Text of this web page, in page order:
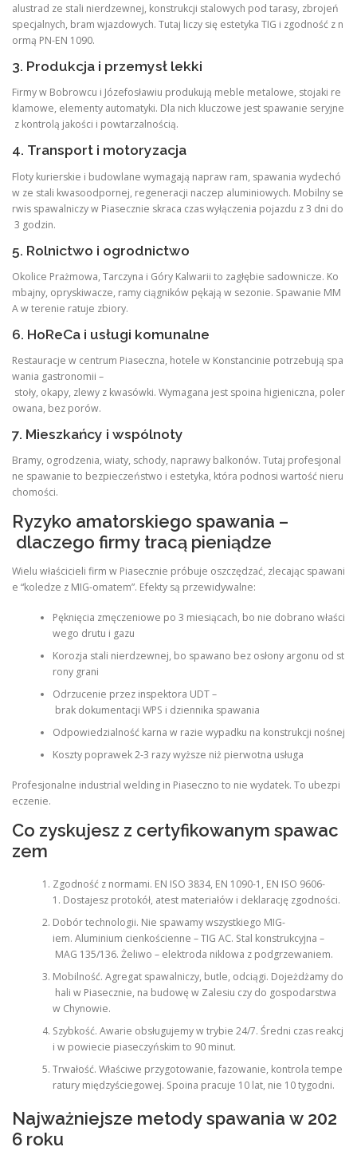
alustrad ze stali nierdzewnej, konstrukcji stalowych pod tarasy, zbrojeń
specjalnych, bram wjazdowych. Tutaj liczy się estetyka TIG i zgodność z n
ormą PN-EN 1090.
3. Produkcja i przemysł lekki
Firmy w Bobrowcu i Józefosławiu produkują meble metalowe, stojaki re
klamowe, elementy automatyki. Dla nich kluczowe jest spawanie seryjne
z kontrolą jakości i powtarzalnością.
4. Transport i motoryzacja
Floty kurierskie i budowlane wymagają napraw ram, spawania wydechó
w ze stali kwasoodpornej, regeneracji naczep aluminiowych. Mobilny se
rwis spawalniczy w Piasecznie skraca czas wyłączenia pojazdu z 3 dni do
3 godzin.
5. Rolnictwo i ogrodnictwo
Okolice Prażmowa, Tarczyna i Góry Kalwarii to zagłębie sadownicze. Ko
mbajny, opryskiwacze, ramy ciągników pękają w sezonie. Spawanie MM
A w terenie ratuje zbiory.
6. HoReCa i usługi komunalne
Restauracje w centrum Piaseczna, hotele w Konstancinie potrzebują spa
wania gastronomii –
stoły, okapy, zlewy z kwasówki. Wymagana jest spoina higieniczna, poler
owana, bez porów.
7. Mieszkańcy i wspólnoty
Bramy, ogrodzenia, wiaty, schody, naprawy balkonów. Tutaj profesjonal
ne spawanie to bezpieczeństwo i estetyka, która podnosi wartość nieru
chomości.
Ryzyko amatorskiego spawania –
dlaczego firmy tracą pieniądze
Wielu właścicieli firm w Piasecznie próbuje oszczędzać, zlecając spawani
e “koledze z MIG-omatem”. Efekty są przewidywalne:
Pęknięcia zmęczeniowe po 3 miesiącach, bo nie dobrano właści
wego drutu i gazu
Korozja stali nierdzewnej, bo spawano bez osłony argonu od st
rony grani
Odrzucenie przez inspektora UDT –
brak dokumentacji WPS i dziennika spawania
Odpowiedzialność karna w razie wypadku na konstrukcji nośnej
Koszty poprawek 2-3 razy wyższe niż pierwotna usługa
Profesjonalne industrial welding in Piaseczno to nie wydatek. To ubezpi
eczenie.
Co zyskujesz z certyfikowanym spawac
zem
Zgodność z normami. EN ISO 3834, EN 1090-1, EN ISO 9606-
1. Dostajesz protokół, atest materiałów i deklarację zgodności.
Dobór technologii. Nie spawamy wszystkiego MIG-
iem. Aluminium cienkościenne – TIG AC. Stal konstrukcyjna –
MAG 135/136. Żeliwo – elektroda niklowa z podgrzewaniem.
Mobilność. Agregat spawalniczy, butle, odciągi. Dojeżdżamy do
hali w Piasecznie, na budowę w Zalesiu czy do gospodarstwa
w Chynowie.
Szybkość. Awarie obsługujemy w trybie 24/7. Średni czas reakcj
i w powiecie piaseczyńskim to 90 minut.
Trwałość. Właściwe przygotowanie, fazowanie, kontrola tempe
ratury międzyściegowej. Spoina pracuje 10 lat, nie 10 tygodni.
Najważniejsze metody spawania w 202
6 roku